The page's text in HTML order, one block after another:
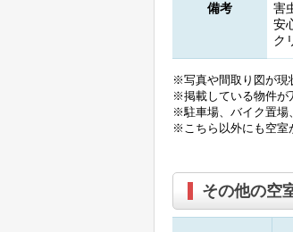
備考
害
安
ク
※写真や間取り図が現
※掲載している物件が
※駐車場、バイク置場
※こちら以外にも空室
その他の空